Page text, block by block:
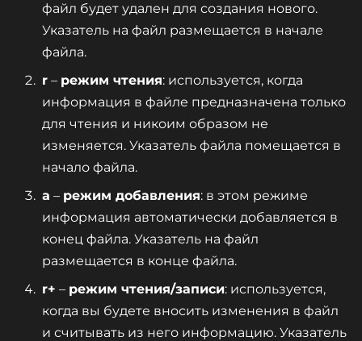
файл будет удален для создания нового.
Указатель на файл размещается в начале
файла.
r – режим чтения: используется, когда
информация в файле предназначена только
для чтения и никоим образом не
изменяется. Указатель файла помещается в
начало файла.
a – режим добавления: в этом режиме
информация автоматически добавляется в
конец файла. Указатель на файл
размещается в конце файла.
r+ – режим чтения/записи: используется,
когда вы будете вносить изменения в файл
и считывать из него информацию. Указатель